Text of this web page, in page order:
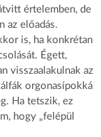
értelemben, de
az előadás.
is, ha konkrétan
Égett,
visszaalakulnak az
orgonasípokká
Ha tetszik, ez
hogy „felépül